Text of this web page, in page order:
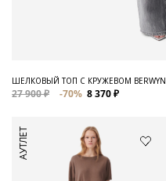
ШЕЛКОВЫЙ ТОП С КРУЖЕВОМ BERWYN
27 900 ₽ -70% 8 370 ₽
АУТЛЕТ